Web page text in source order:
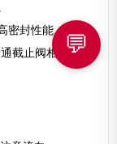
密封性能。
截止阀相比💬